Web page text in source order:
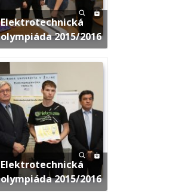
Elektrotechnická
olympiáda 2015/2016
Elektrotechnická
olympiáda 2015/2016